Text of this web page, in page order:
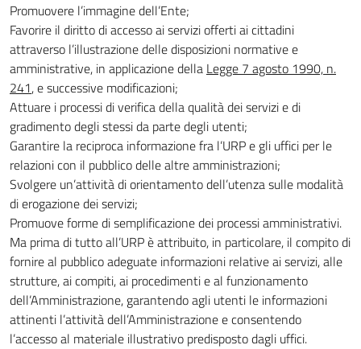
Promuovere l’immagine dell’Ente;
Favorire il diritto di accesso ai servizi offerti ai cittadini
attraverso l’illustrazione delle disposizioni normative e
amministrative, in applicazione della Legge 7 agosto 1990, n.
241, e successive modificazioni;
Attuare i processi di verifica della qualità dei servizi e di
gradimento degli stessi da parte degli utenti;
Garantire la reciproca informazione fra l’URP e gli uffici per le
relazioni con il pubblico delle altre amministrazioni;
Svolgere un’attività di orientamento dell’utenza sulle modalità
di erogazione dei servizi;
Promuove forme di semplificazione dei processi amministrativi.
Ma prima di tutto all’URP è attribuito, in particolare, il compito di
fornire al pubblico adeguate informazioni relative ai servizi, alle
strutture, ai compiti, ai procedimenti e al funzionamento
dell’Amministrazione, garantendo agli utenti le informazioni
attinenti l’attività dell’Amministrazione e consentendo
l’accesso al materiale illustrativo predisposto dagli uffici.